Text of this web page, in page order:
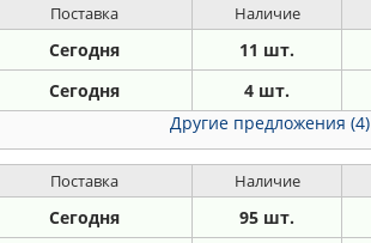
Поставка Наличие
Сегодня 11 шт.
Сегодня 4 шт.
Другие предложения (4)
Поставка Наличие
Сегодня 95 шт.